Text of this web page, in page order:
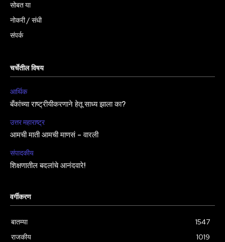
सोबत या
नोकरी / संधी
संपर्क
चर्चेतील विषय
आर्थिक
बँकांच्या राष्ट्रीयीकरणाने हेतू साध्य झाला का?
उत्तर महाराष्ट्र
आमची माती आमची माणसं – वारली
संपादकीय
शिक्षणातील बदलांचे आनंदवारे!
वर्गीकरण
बातम्या
1547
राजकीय
1019